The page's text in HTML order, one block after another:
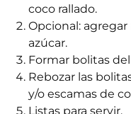
coco rallado.
Opcional:
azúcar.
Formar bolitas
Rebozar las
y/o escamas de
Listas para servir.